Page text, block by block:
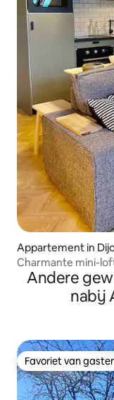
Appartement in
Charmante mini-
Andere
nabij
Favoriet van
Favoriet van